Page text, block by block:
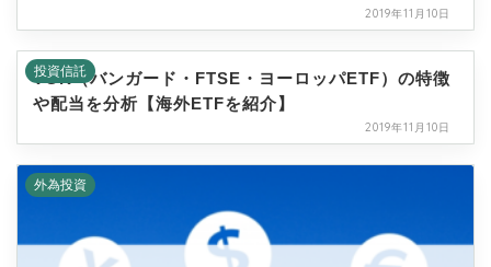
2019年11月10日
投資信託
VGK（バンガード・FTSE・ヨーロッパETF）の特徴
や配当を分析【海外ETFを紹介】
2019年11月10日
外為投資